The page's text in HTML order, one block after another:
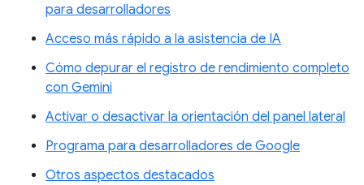
para desarrolladores
Acceso más rápido a la asistencia de IA
Cómo depurar el registro de rendimiento completo
con Gemini
Activar o desactivar la orientación del panel lateral
Programa para desarrolladores de Google
Otros aspectos destacados